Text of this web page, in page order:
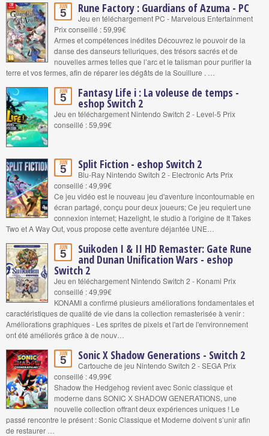
Juin
5 Rune Factory : Guardians of Azuma - PC
Jeu en téléchargement PC - Marvelous Entertainment
Prix conseillé : 59,99€
Armes et compétences inédites Découvrez le pouvoir de la
danse des danseurs telluriques, des trésors sacrés et de
nouvelles armes telles que l’arc et le talisman pour purifier la
terre et vos fermes, afin de réparer les dégâts de la Souillure . …
Juin
5 Fantasy Life i : La voleuse de temps -
eshop Switch 2
Jeu en téléchargement Nintendo Switch 2 - Level-5 Prix
conseillé : 59,99€
Juin
5 Split Fiction - eshop Switch 2
Blu-Ray Nintendo Switch 2 - Electronic Arts Prix
conseillé : 49,99€
Ce jeu vidéo est le nouveau jeu d'aventure incontournable en
écran partagé, conçu pour deux joueurs; Ce jeu requiert une
connexion internet; Hazelight, le studio à l'origine de It Takes
Two et A Way Out, vous propose cette aventure déjantée UNE…
Juin
5 Suikoden I & II HD Remaster: Gate Rune
and Dunan Unification Wars - eshop
Switch 2
Jeu en téléchargement Nintendo Switch 2 - Konami Prix
conseillé : 49,99€
KONAMI a confirmé plusieurs améliorations fondamentales et
caractéristiques de qualité de vie dans la collection remasterisée à venir :
Améliorations graphiques - Les sprites de pixels et l'art de l'environnement
ont été améliorés grâce à de nouv…
Juin
5 Sonic X Shadow Generations - Switch 2
Cartouche de jeu Nintendo Switch 2 - SEGA Prix
conseillé : 49,99€
Shadow the Hedgehog revient avec Sonic classique et
moderne dans SONIC X SHADOW GENERATIONS, une
nouvelle collection offrant deux expériences uniques ! Le
passé rencontre le présent : Sonic Classique et Moderne doivent s’unir afin
de restaurer …